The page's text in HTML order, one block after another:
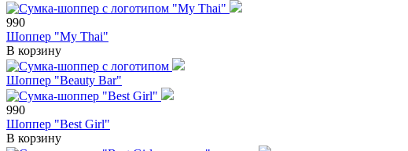
990
Шоппер "My Thai"
В корзину
Шоппер "Beauty Bar"
990
Шоппер "Best Girl"
В корзину